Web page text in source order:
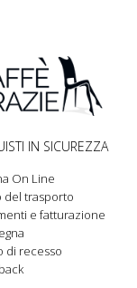
IN SICUREZZA
On Line
del trasporto
e fatturazione
di recesso